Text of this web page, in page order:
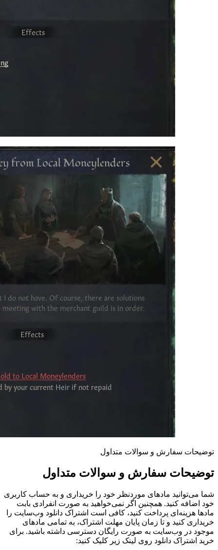
توضیحات سفارش و سوالات متداول
توضیحات سفارش و سوالات متداول
شما می‌توانید مادهای موردنظر خود را خریداری و به حساب کاربری
خود اضافه کنید. همچنین اگر نمی‌خواهید به صورت انفرادی بابت
مادها هزینه‌ای پرداخت کنید، کافی است اشتراک دانلود وب‌سایت را
خریداری کنید و تا زمان پایان مهلت اشتراک، به تمامی مادهای
موجود در وب‌سایت به صورت رایگان دسترسی داشته باشید. برای
خرید اشتراک دانلود روی لینک زیر کلیک کنید: